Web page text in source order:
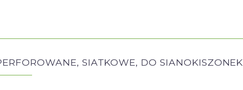
SIATKOWE, DO SIANOKISZONEK